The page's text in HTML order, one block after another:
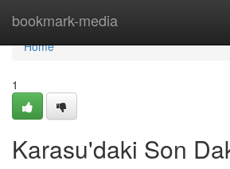
bookmark-media
Home
Home
1
Karasu'daki Son